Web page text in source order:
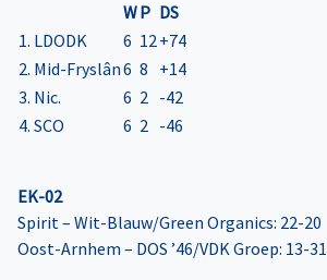
WP DS
1. LDODK
6 12+74
2. Mid-Fryslân6 8 +14
3. Nic.
6 2 -42
4. SCO
6 2 -46
EK-02
Spirit – Wit-Blauw/Green Organics: 22-20
Oost-Arnhem – DOS ’46/VDK Groep: 13-31